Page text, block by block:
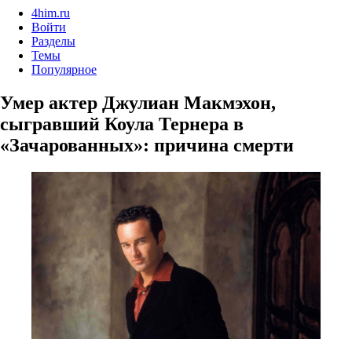
4him.ru
Войти
Разделы
Темы
Популярное
Умер актер Джулиан Макмэхон,
сыгравший Коула Тернера в
«Зачарованных»: причина смерти